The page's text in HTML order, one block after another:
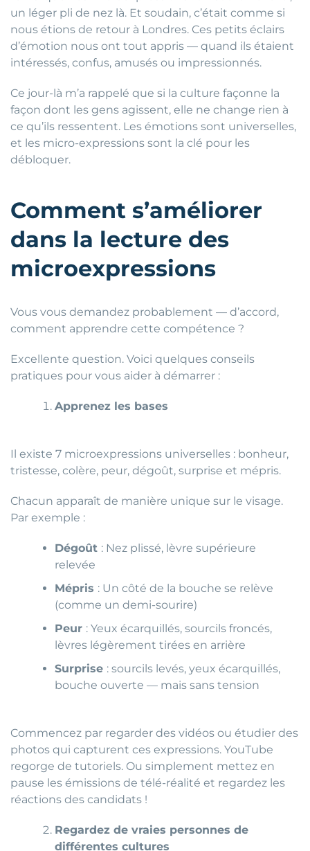
un léger pli de nez là. Et soudain, c’était comme si
nous étions de retour à Londres. Ces petits éclairs
d’émotion nous ont tout appris — quand ils étaient
intéressés, confus, amusés ou impressionnés.
Ce jour-là m’a rappelé que si la culture façonne la
façon dont les gens agissent, elle ne change rien à
ce qu’ils ressentent. Les émotions sont universelles,
et les micro-expressions sont la clé pour les
débloquer.
Comment s’améliorer
dans la lecture des
microexpressions
Vous vous demandez probablement — d’accord,
comment apprendre cette compétence ?
Excellente question. Voici quelques conseils
pratiques pour vous aider à démarrer :
Apprenez les bases
Il existe 7 microexpressions universelles : bonheur,
tristesse, colère, peur, dégoût, surprise et mépris.
Chacun apparaît de manière unique sur le visage.
Par exemple :
Dégoût : Nez plissé, lèvre supérieure
relevée
Mépris : Un côté de la bouche se relève
(comme un demi-sourire)
Peur : Yeux écarquillés, sourcils froncés,
lèvres légèrement tirées en arrière
Surprise : sourcils levés, yeux écarquillés,
bouche ouverte — mais sans tension
Commencez par regarder des vidéos ou étudier des
photos qui capturent ces expressions. YouTube
regorge de tutoriels. Ou simplement mettez en
pause les émissions de télé-réalité et regardez les
réactions des candidats !
Regardez de vraies personnes de
différentes cultures